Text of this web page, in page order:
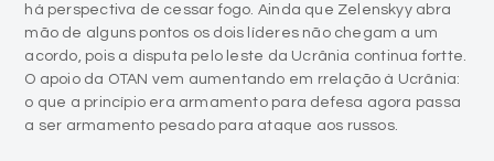
há perspectiva de cessar fogo. Ainda que Zelenskyy abra
mão de alguns pontos os dois líderes não chegam a um
acordo, pois a disputa pelo leste da Ucrânia continua fortte.
O apoio da OTAN vem aumentando em rrelação à Ucrânia:
o que a princípio era armamento para defesa agora passa
a ser armamento pesado para ataque aos russos.